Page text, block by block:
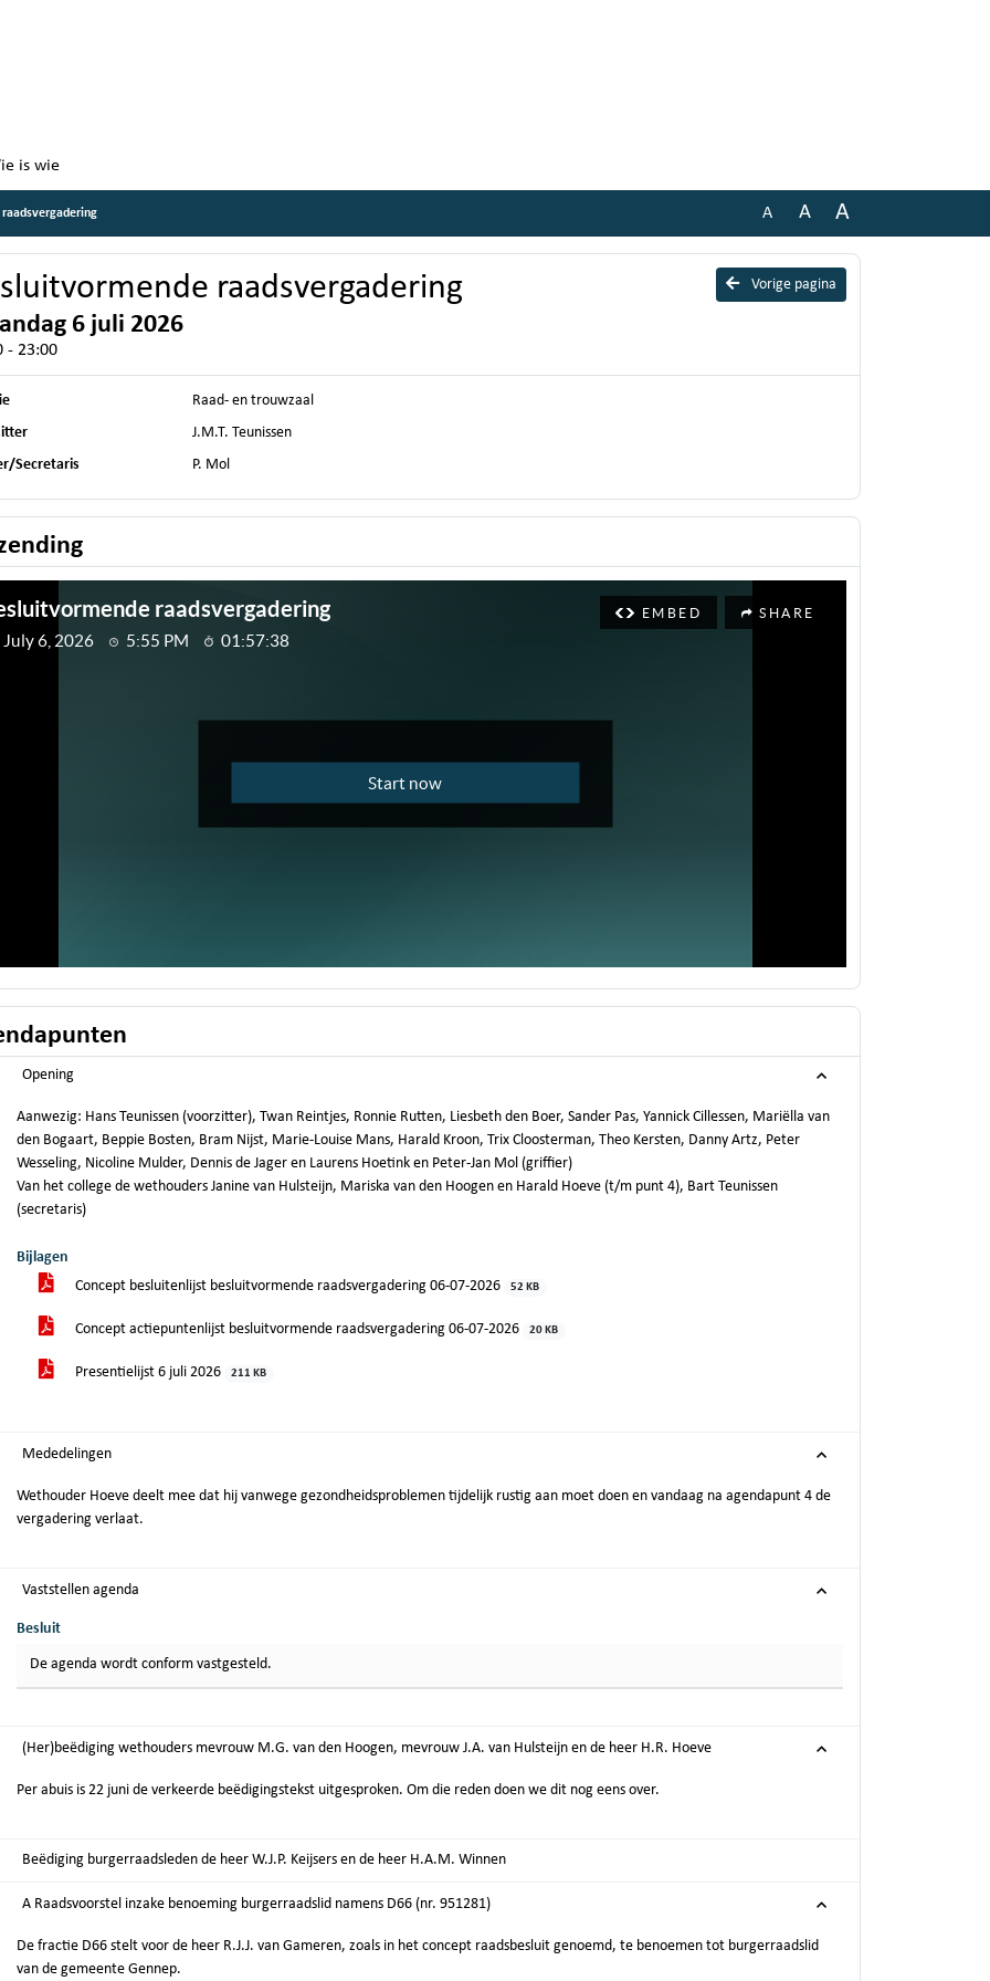
is wie
A A A
Vorige pagina
raadsvergadering
6 juli 2026
- 23:00
Raad- en trouwzaal
J.M.T. Teunissen
Secretaris
P. Mol
Opening
Aanwezig: Hans Teunissen (voorzitter), Twan Reintjes, Ronnie Rutten, Liesbeth den Boer, Sander Pas, Yannick Cillessen, Mariëlla van
den Bogaart, Beppie Bosten, Bram Nijst, Marie-Louise Mans, Harald Kroon, Trix Cloosterman, Theo Kersten, Danny Artz, Peter
Wesseling, Nicoline Mulder, Dennis de Jager en Laurens Hoetink en Peter-Jan Mol (griffier)
Van het college de wethouders Janine van Hulsteijn, Mariska van den Hoogen en Harald Hoeve (t/m punt 4), Bart Teunissen
(secretaris)
Bijlagen
Concept besluitenlijst besluitvormende raadsvergadering 06-07-2026
52 KB
Concept actiepuntenlijst besluitvormende raadsvergadering 06-07-2026 20 KB
Presentielijst 6 juli 2026 211 KB
Mededelingen
Wethouder Hoeve deelt mee dat hij vanwege gezondheidsproblemen tijdelijk rustig aan moet doen en vandaag na agendapunt 4 de
vergadering verlaat.
Vaststellen agenda
Besluit
De agenda wordt conform vastgesteld.
(Her)beëdiging wethouders mevrouw M.G. van den Hoogen, mevrouw J.A. van Hulsteijn en de heer H.R. Hoeve
Per abuis is 22 juni de verkeerde beëdigingstekst uitgesproken. Om die reden doen we dit nog eens over.
Beëdiging burgerraadsleden de heer W.J.P. Keijsers en de heer H.A.M. Winnen
A Raadsvoorstel inzake benoeming burgerraadslid namens D66 (nr. 951281)
De fractie D66 stelt voor de heer R.J.J. van Gameren, zoals in het concept raadsbesluit genoemd, te benoemen tot burgerraadslid
van de gemeente Gennep.